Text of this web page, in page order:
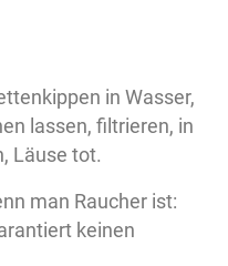
in Wasser,
lassen, filtrieren, in
Läuse tot.
man Raucher ist:
keinen